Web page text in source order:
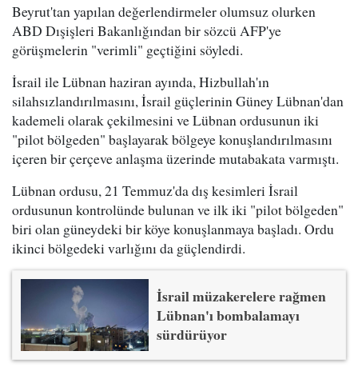
Beyrut'tan yapılan değerlendirmeler olumsuz olurken
ABD Dışişleri Bakanlığından bir sözcü AFP'ye
görüşmelerin "verimli" geçtiğini söyledi.
İsrail ile Lübnan haziran ayında, Hizbullah'ın
silahsızlandırılmasını, İsrail güçlerinin Güney Lübnan'dan
kademeli olarak çekilmesini ve Lübnan ordusunun iki
"pilot bölgeden" başlayarak bölgeye konuşlandırılmasını
içeren bir çerçeve anlaşma üzerinde mutabakata varmıştı.
Lübnan ordusu, 21 Temmuz'da dış kesimleri İsrail
ordusunun kontrolünde bulunan ve ilk iki "pilot bölgeden"
biri olan güneydeki bir köye konuşlanmaya başladı. Ordu
ikinci bölgedeki varlığını da güçlendirdi.
İsrail müzakerelere rağmen
Lübnan'ı bombalamayı
sürdürüyor